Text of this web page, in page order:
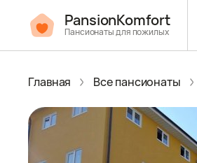
PansionKomfort
Пансионаты для пожилых
Главная Все пансионаты